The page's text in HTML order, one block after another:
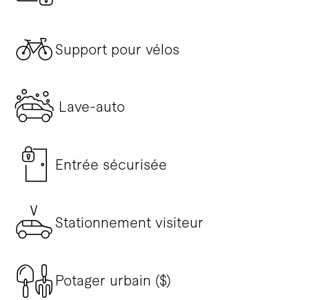
Support pour vélos
Lave-auto
Entrée sécurisée
Stationnement visiteur
Potager urbain ($)